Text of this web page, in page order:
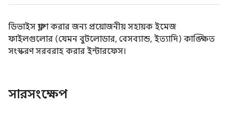
ডিভাইস ফ্ল্যাশ করার জন্য প্রয়োজনীয় সহায়ক ইমেজ
ফাইলগুলোর (যেমন বুটলোডার, বেসব্যান্ড, ইত্যাদি) কাঙ্ক্ষিত
সংস্করণ সরবরাহ করার ইন্টারফেস।
সারসংক্ষেপ